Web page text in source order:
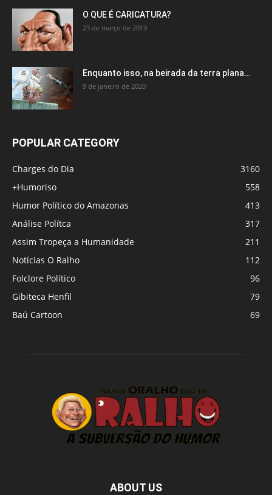
O QUE É CARICATURA?
23 de março de 2019
Enquanto isso, na beirada da terra plana…
9 de janeiro de 2020
POPULAR CATEGORY
Charges do Dia
3160
+Humoriso
558
Humor Político do Amazonas
413
Análise Polítca
317
Assim Tropeça a Humanidade
211
Notícias O Ralho
112
Folclore Político
96
Gibiteca Henfil
79
Baú Cartoon
69
ABOUT US